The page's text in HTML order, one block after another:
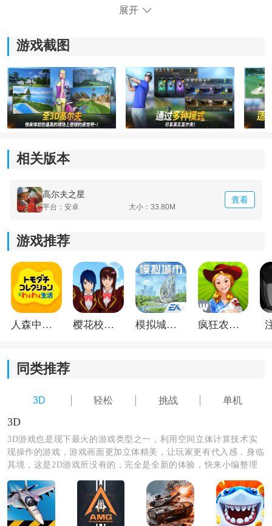
生涯模式循序渐进，是熟悉规则与提升技术的最佳途
3、击球操作：
采用触屏滑动操作，通过控制力度、方向与击球点来应
对不同距离和地形，轻击与重击的灵活运用是关键。
4、环境适应：
每一杆都需要综合考虑实时风向、草地坡度及障碍物位
划能力。
com2us高尔夫之星段位晋升规则内容
积累3颗星方可晋级，总计9星可晋升至秩序白银。
小段需积累4颗星，总计16星可晋级尊贵铂金。
积累5颗星，总计25星可晋级永恒钻石，挑战难度显著提
升。
展开
游戏截图
相关版本
高尔夫之星
平台：安卓 大小：33.80M
查看
游戏推荐
人森中文版 樱花校园模拟器1.048.00中文版 模拟城市我是巿长联机版 疯狂农场3美国派19
同类推荐
3D 轻松 挑战 单机
3D
3D游戏也是现下最火的游戏类型之一，利用空间立体计算技术实
现操作的游戏，游戏画面更加立体精美，让玩家更有代入感，身临
其境，这是2D游戏所没有的，完全是全新的体验，快来小编整理